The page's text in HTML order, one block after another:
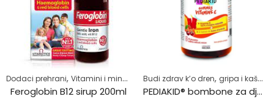
Dodaci prehrani, Vitamini i minerali Za djecu,Zdrav život,Željezo
Feroglobin B12 sirup 200ml
Budi zdrav k’o dren, gripa i kašalj kod djece
PEDIAKID® bombone za djecu sa vitaminom C